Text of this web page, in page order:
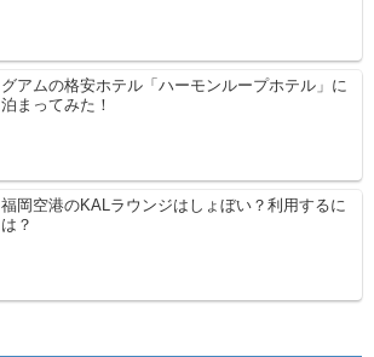
グアムの格安ホテル「ハーモンループホテル」に
泊まってみた！
福岡空港のKALラウンジはしょぼい？利用するに
は？